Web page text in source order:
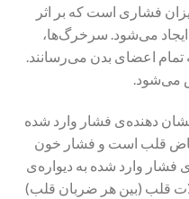
فشاری است که بر اثر
می‌شود. سرخرگ‌ها،
اعضای بدن می‌رسانند.
می‌شود.
دهنده‌ی فشار وارد شده
قلب است و فشار خون
فشار وارد شده به دیواره‌ی
قلب (بین هر ضربان قلب)